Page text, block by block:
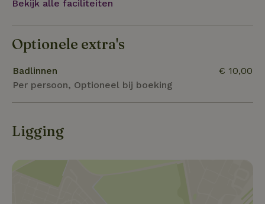
Bekijk alle faciliteiten
Optionele extra's
Badlinnen
Per persoon, Optioneel bij boeking
€ 10,00
Ligging